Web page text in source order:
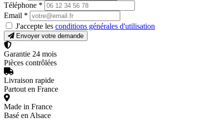
Téléphone *
Email *
J'accepte les conditions générales d'utilisation
Envoyer votre demande
Garantie 24 mois
Pièces contrôlées
Livraison rapide
Partout en France
Made in France
Basé en Alsace